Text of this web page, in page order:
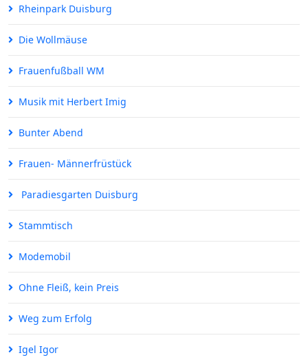
Rheinpark Duisburg
Die Wollmäuse
Frauenfußball WM
Musik mit Herbert Imig
Bunter Abend
Frauen- Männerfrüstück
Paradiesgarten Duisburg
Stammtisch
Modemobil
Ohne Fleiß, kein Preis
Weg zum Erfolg
Igel Igor